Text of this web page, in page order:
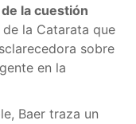
la cuestión
la Catarata que
sobre
en la
Baer traza un